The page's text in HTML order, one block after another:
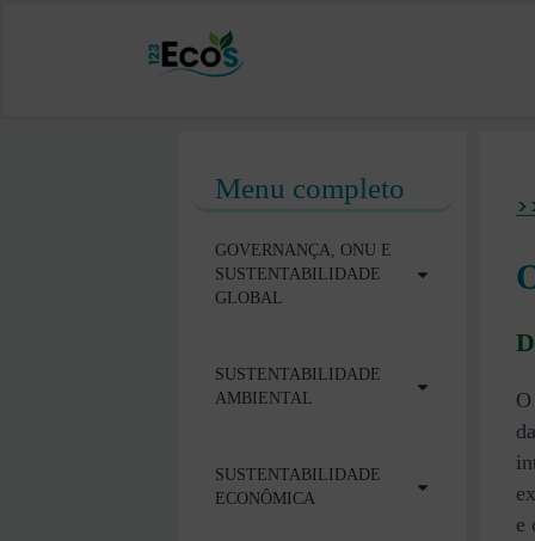
Menu completo
GOVERNANÇA, ONU E
SUSTENTABILIDADE
GLOBAL
SUSTENTABILIDADE
AMBIENTAL
SUSTENTABILIDADE
ECONÔMICA
e